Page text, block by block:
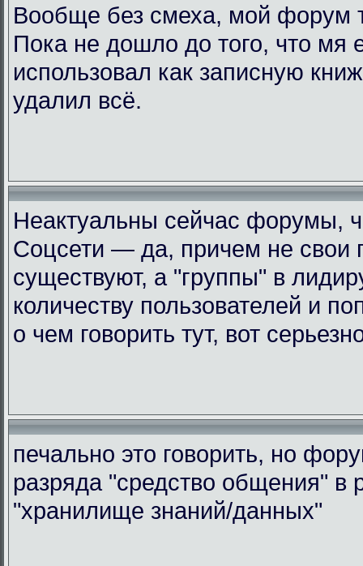
Вообще без смеха, мой форум
Пока не дошло до того, что мя
использовал как записную
удалил всё.
Неактуальны сейчас форумы,
Соцсети — да, причем не свои
существуют, а "группы" в
количеству пользователей и
о чем говорить тут, вот
печально это говорить, но
разряда "средство общения" в
"хранилище знаний/данных"